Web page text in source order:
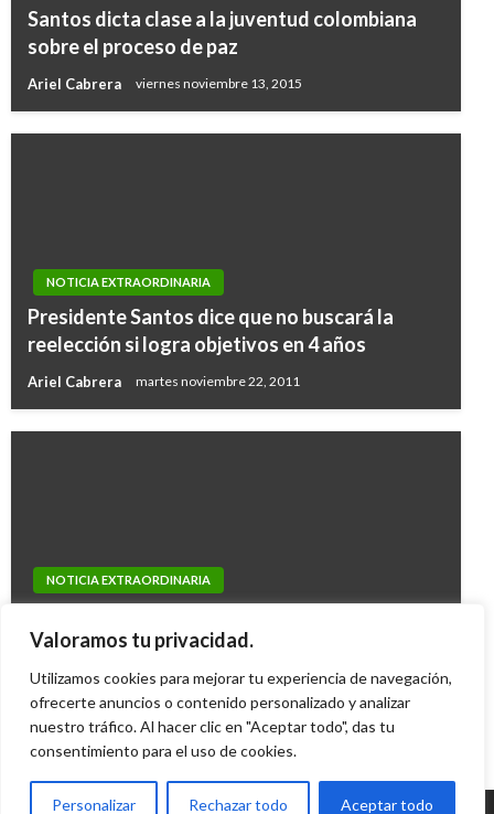
Valoramos tu privacidad.
Utilizamos cookies para mejorar tu experiencia de navegación,
ofrecerte anuncios o contenido personalizado y analizar
nuestro tráfico. Al hacer clic en "Aceptar todo", das tu
consentimiento para el uso de cookies.
Personalizar Rechazar todo Aceptar todo
Santos dicta clase a la juventud colombiana
sobre el proceso de paz
Ariel Cabrera viernes noviembre 13, 2015
NOTICIA EXTRAORDINARIA
Presidente Santos dice que no buscará la
reelección si logra objetivos en 4 años
Ariel Cabrera martes noviembre 22, 2011
NOTICIA EXTRAORDINARIA
Ospina
Jairo Pulgarin martes marzo 27, 2012
PANORAMA NACIONAL
Avanza proyecto que juzga los delitos
Iván Briceño martes mayo 7, 2019